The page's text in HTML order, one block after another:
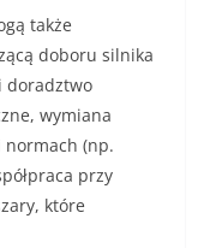
także
doboru silnika
doradztwo
wymiana
(np.
przy
które